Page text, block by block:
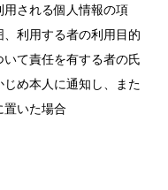
される個人情報の項
利用する者の利用目的
て責任を有する者の氏
め本人に通知し、また
いた場合